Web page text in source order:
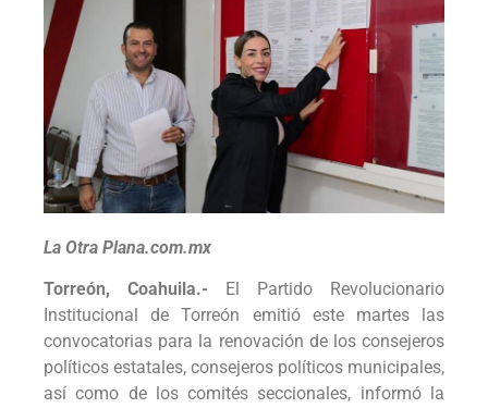
La Otra Plana.com.mx
Torreón, Coahuila.- El Partido Revolucionario
Institucional de Torreón emitió este martes las
convocatorias para la renovación de los consejeros
políticos estatales, consejeros políticos municipales,
así como de los comités seccionales, informó la